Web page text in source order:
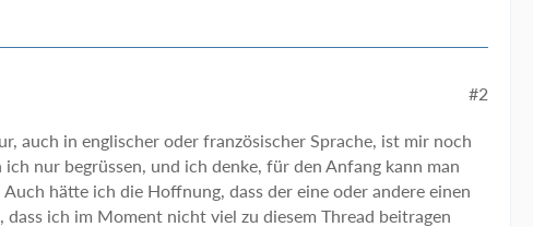
#2
auch in englischer oder französischer Sprache, ist mir noch
nur begrüssen, und ich denke, für den Anfang kann man
hätte ich die Hoffnung, dass der eine oder andere einen
ich im Moment nicht viel zu diesem Thread beitragen